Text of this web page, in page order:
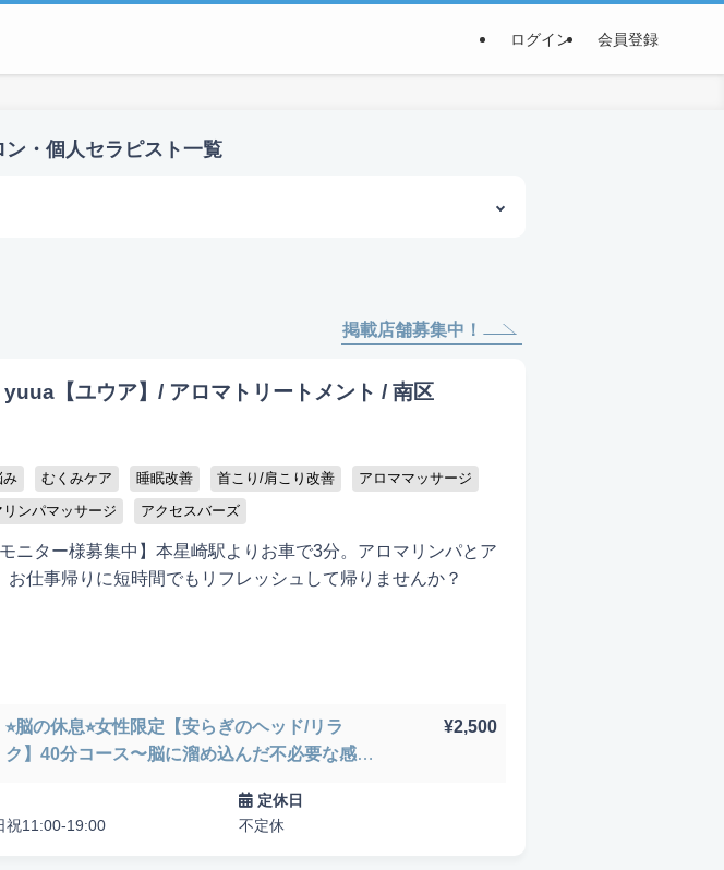
ログイン 会員登録
・個人セラピスト一覧
駐車場あり アメニティまたはコスメ充実 出張可能
掲載店舗募集中！
【ユウア】/ アロマトリートメント / 南区
み むくみケア 睡眠改善 首こり/肩こり改善
アロママッサージ
リンパマッサージ アクセスバーズ
モニター様募集中】本星崎駅よりお車で3分。アロマリンパとア
お仕事帰りに短時間でもリフレッシュして帰りませんか？
⭐︎脳の休息⭐︎女性限定【安らぎのヘッド/リラ
ク】40分コース​〜​脳に溜め込んだ不必要な感情
¥2,500
祝11:00-19:00
定休日
不定休